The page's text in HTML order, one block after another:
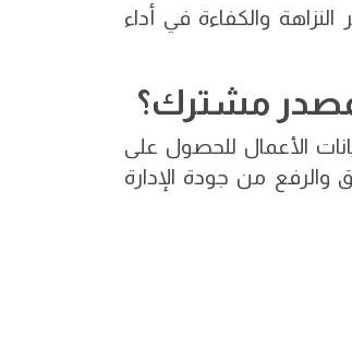
والكفاءة في أداء
مشترك؟
الأعمال للحصول على
والرفع من جودة الإدارة